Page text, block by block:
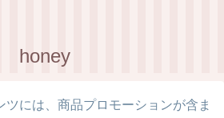
honey
ツには、商品プロモーションが含ま